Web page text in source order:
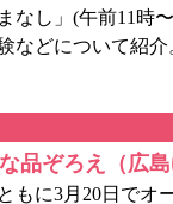
なし」(午前11時
などについて紹介
品ぞろえ（広
に3月20日でオ